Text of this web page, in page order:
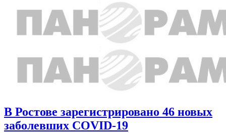
В Ростове зарегистрировано 46 новых
заболевших COVID-19